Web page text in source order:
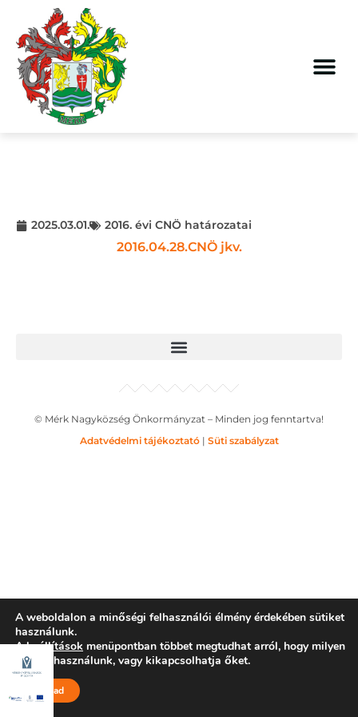
2025.03.01. 2016. évi CNÖ határozatai
2016.04.28.CNÖ jkv.
© Mérk Nagyközség Önkormányzat – Minden jog fenntartva!
Adatvédelmi tájékoztató| Süti szabályzat
A weboldalon a minőségi felhasználói élmény érdekében sütiket
használunk.
Abeállítások menüpontban többet megtudhat arról, hogy milyen
sütiket használunk, vagy kikapcsolhatja őket.
Elfogad